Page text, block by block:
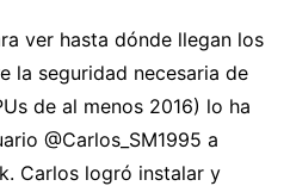
ver hasta dónde llegan los
la seguridad necesaria de
de al menos 2016) lo ha
@Carlos_SM1995 a
Carlos logró instalar y